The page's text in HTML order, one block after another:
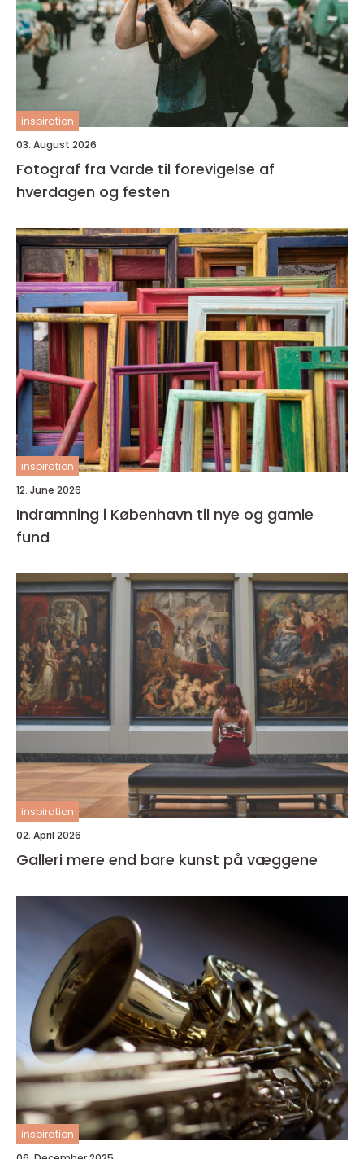
inspiration
03. August 2026
Fotograf fra Varde til forevigelse af
hverdagen og festen
inspiration
12. June 2026
Indramning i København til nye og gamle
fund
inspiration
02. April 2026
Galleri mere end bare kunst på væggene
inspiration